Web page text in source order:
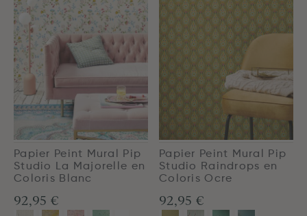
Papier Peint Mural Pip
Studio La Majorelle en
Coloris Blanc
92,95 €
Papier Peint Mural Pip
Studio Raindrops en
Coloris Ocre
92,95 €